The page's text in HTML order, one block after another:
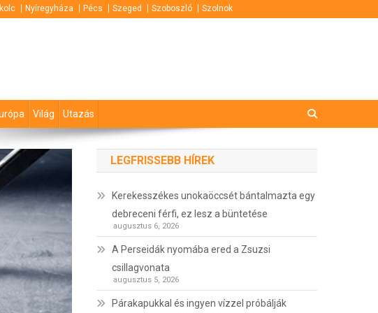
Nyíregyháza Pécs Szeged Szoboszló Szolnok
Világ Utazás
LEGFRISSEBB HÍREK
Kerekesszékes unokaöccsét bántalmazta egy
debreceni férfi, ez lesz a büntetése
augusztus 6, 2026
A Perseidák nyomába ered a Zsuzsi
csillagvonata
augusztus 5, 2026
Párakapukkal és ingyen vízzel próbálják